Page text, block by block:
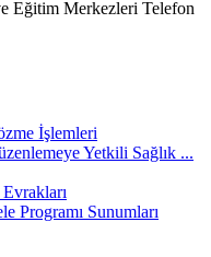
İşlemleri
Yetkili Sağlık ...
Programı Sunumları